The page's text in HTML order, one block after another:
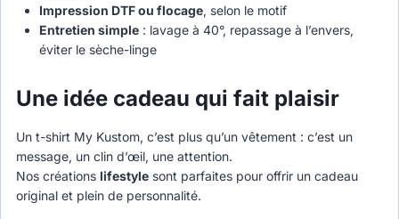
Impression DTF ou flocage, selon le motif
Entretien simple: lavage à 40°, repassage à l’envers,
éviter le sèche-linge
Une idée cadeau qui fait plaisir
Un t-shirt My Kustom, c’est plus qu’un vêtement : c’est un
message, un clin d’œil, une attention.
Nos créations lifestyle sont parfaites pour offrir un cadeau
original et plein de personnalité.